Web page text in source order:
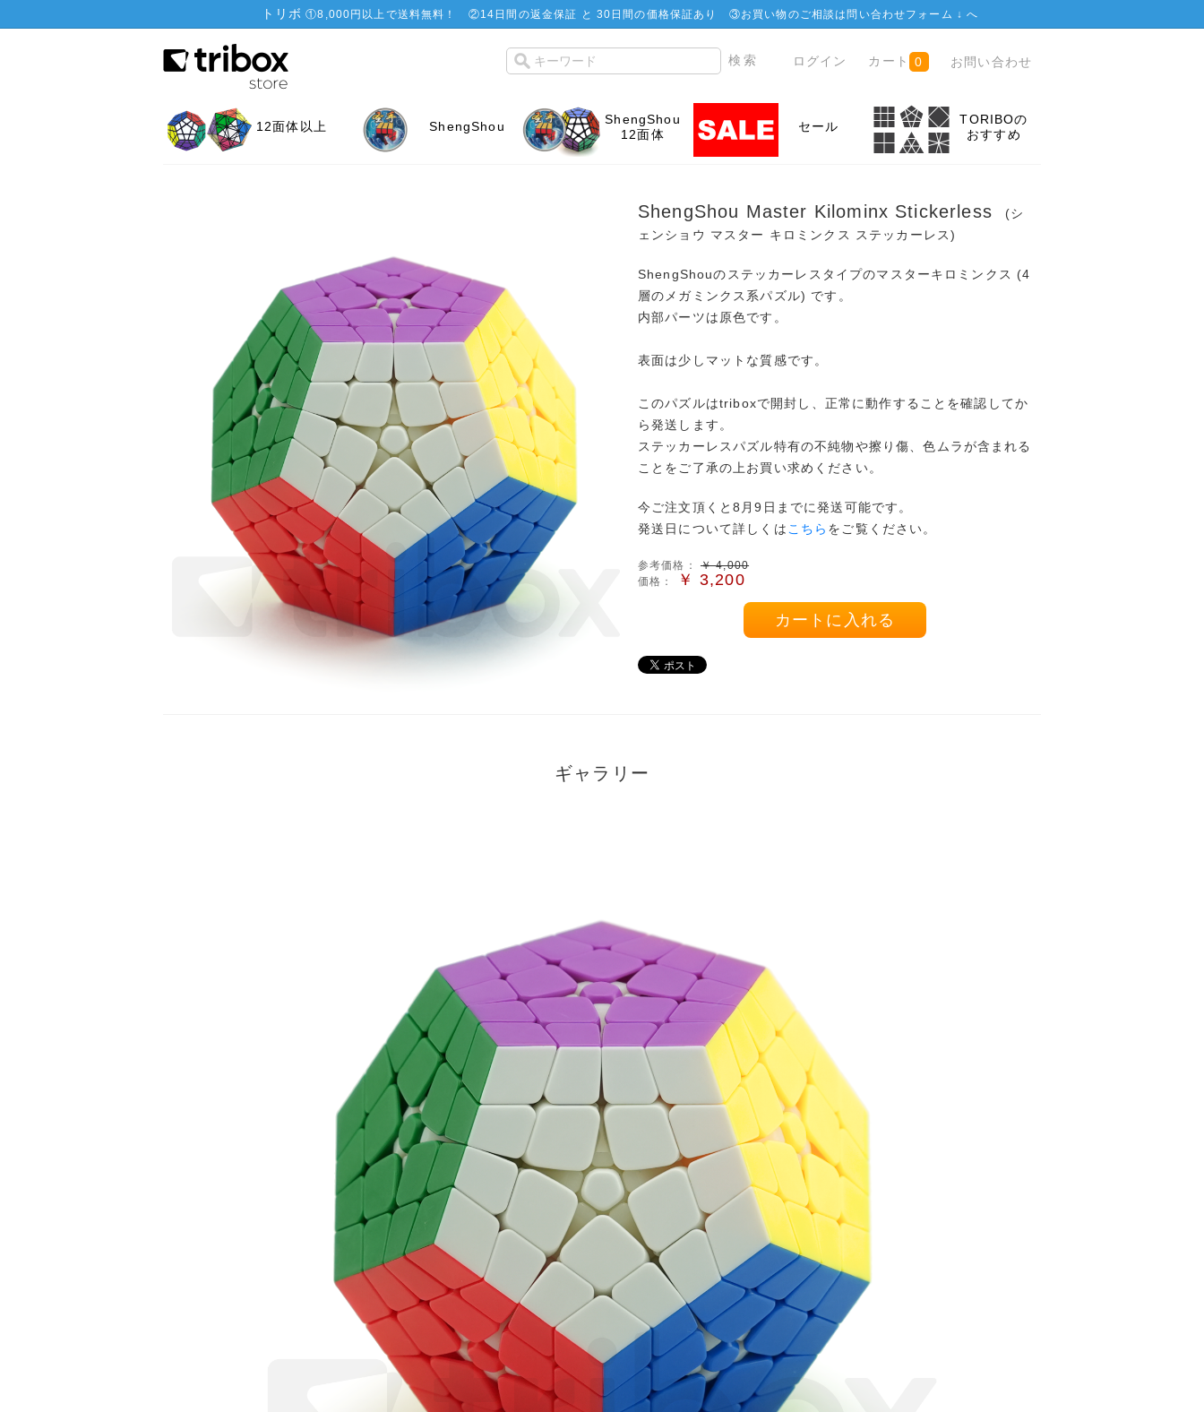
トリボ ①8,000円以上で送料無料！ ②14日間の返金保証 と 30日間の価格保証あり ③お買い物のご相談は問い合わせフォーム ↓へ
ログイン カート 0 お問い合わせ
12面体以上 ShengShou
ShengShou
12面体
セール
TORIBOの
おすすめ
ShengShou Master Kilominx Stickerless
(シ
ェンショウ マスター キロミンクス ステッカーレス)
ShengShouのステッカーレスタイプのマスターキロミンクス (4
層のメガミンクス系パズル) です。
内部パーツは原色です。
表面は少しマットな質感です。
このパズルはtriboxで開封し、正常に動作することを確認してか
ら発送します。
ステッカーレスパズル特有の不純物や擦り傷、色ムラが含まれる
ことをご了承の上お買い求めください。
今ご注文頂くと8月9日までに発送可能です。
発送日について詳しくは こちら をご覧ください。
参考価格： ￥4,000
価格：
￥ 3,200
カートに入れる
ギャラリー